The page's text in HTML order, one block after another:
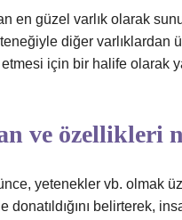
en güzel varlık olarak
diğer varlıklardan
için bir halife olarak
ve özellikleri
yetenekler vb. olmak
belirterek,